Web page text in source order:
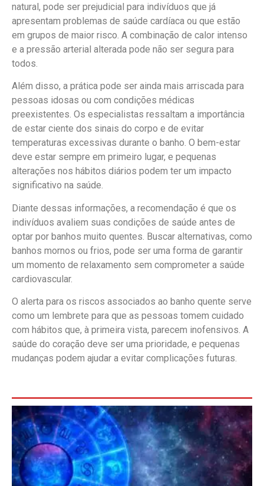
natural, pode ser prejudicial para indivíduos que já
apresentam problemas de saúde cardíaca ou que estão
em grupos de maior risco. A combinação de calor intenso
e a pressão arterial alterada pode não ser segura para
todos.
Além disso, a prática pode ser ainda mais arriscada para
pessoas idosas ou com condições médicas
preexistentes. Os especialistas ressaltam a importância
de estar ciente dos sinais do corpo e de evitar
temperaturas excessivas durante o banho. O bem-estar
deve estar sempre em primeiro lugar, e pequenas
alterações nos hábitos diários podem ter um impacto
significativo na saúde.
Diante dessas informações, a recomendação é que os
indivíduos avaliem suas condições de saúde antes de
optar por banhos muito quentes. Buscar alternativas, como
banhos mornos ou frios, pode ser uma forma de garantir
um momento de relaxamento sem comprometer a saúde
cardiovascular.
O alerta para os riscos associados ao banho quente serve
como um lembrete para que as pessoas tomem cuidado
com hábitos que, à primeira vista, parecem inofensivos. A
saúde do coração deve ser uma prioridade, e pequenas
mudanças podem ajudar a evitar complicações futuras.